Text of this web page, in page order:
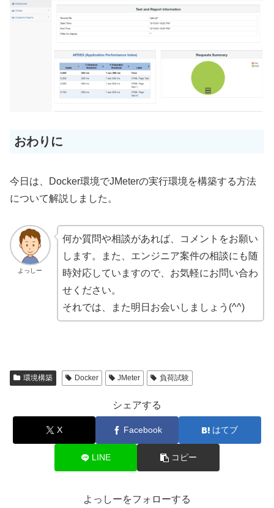
おわりに
今日は、Docker環境でJMeterの実行環境を構築する方法
について解説しました。
よっしー
何か質問や相談があれば、コメントをお願い
します。また、エンジニア案件の相談にも随
時対応していますので、お気軽にお問い合わ
せください。
それでは、また明日お会いしましょう(^^)
環境構築 Docker JMeter 負荷試験
シェアする
X Facebook はてブ
LINE コピー
よっしーをフォローする